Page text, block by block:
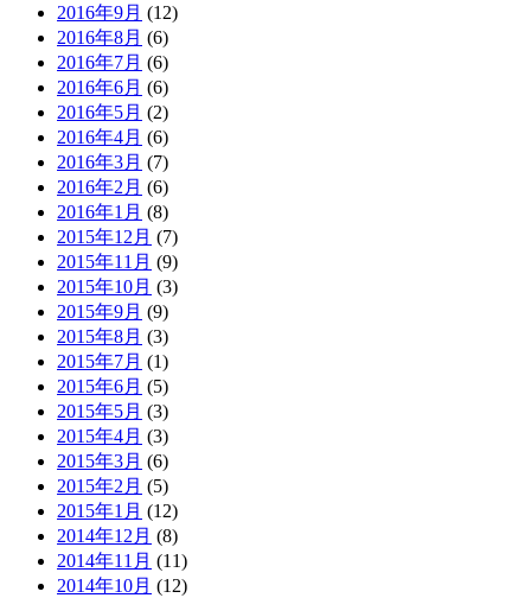
2016年9月 (12)
2016年8月 (6)
2016年7月 (6)
2016年6月 (6)
2016年5月 (2)
2016年4月 (6)
2016年3月 (7)
2016年2月 (6)
2016年1月 (8)
2015年12月 (7)
2015年11月 (9)
2015年10月 (3)
2015年9月 (9)
2015年8月 (3)
2015年7月 (1)
2015年6月 (5)
2015年5月 (3)
2015年4月 (3)
2015年3月 (6)
2015年2月 (5)
2015年1月 (12)
2014年12月 (8)
2014年11月 (11)
2014年10月 (12)